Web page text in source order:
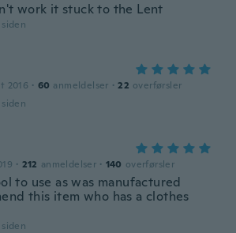
work it stuck to the Lent
2016 · 60 anmeldelser · 22 overførsler
· 212 anmeldelser · 140 overførsler
to use as was manufactured
this item who has a clothes